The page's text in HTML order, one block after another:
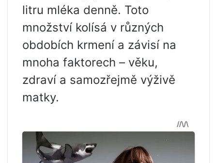
litru mléka denně. Toto
množství kolísá v různých
obdobích krmení a závisí na
mnoha faktorech – věku,
zdraví a samozřejmě výživě
matky.